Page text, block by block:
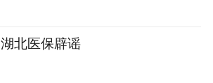
湖北医保辟谣